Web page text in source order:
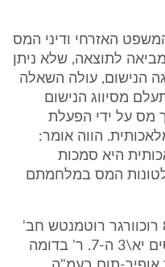
האזרחי ודיני המס
לתוצאה, שלא ניתן
הנישום, עולה השאלה
מסיווג הנישום
מס על ידי הפעלת
הווה אומר:
היא סמכות
המס במלחמתם
(בעניין זה ר' גם רע"א 8522/96 רוכוורגר רוטמנטש חב'
לבנין נ. פקיד שומה ת"א 1, מיסים יא\3 ה-7. ר' בדומה